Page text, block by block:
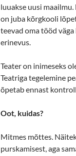
luuakse uusi
on juba kõrgkooli
teevad oma tööd
erinevus.
Teater on inimeseks
Teatriga tegelemine
õpetab ennast
Oot, kuidas?
Mitmes mõttes.
purskamisest, aga